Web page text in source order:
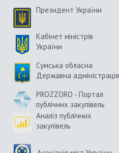
Президент України
Кабінет міністрів
України
Сумська обласна
Державна адміністрація
PROZZORO - Портал
публічних закупівель
Аналіз публічних
закупівель